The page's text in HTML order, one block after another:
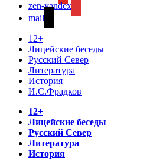
zen-yandex
mail
12+
Лицейские беседы
Русский Север
Литература
История
И.С.Фрадков
12+
Лицейские беседы
Русский Север
Литература
История